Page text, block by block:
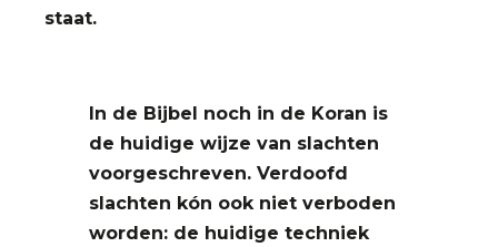
staat.
In de Bijbel noch in de Koran is
de huidige wijze van slachten
voorgeschreven. Verdoofd
slachten kón ook niet verboden
worden: de huidige techniek